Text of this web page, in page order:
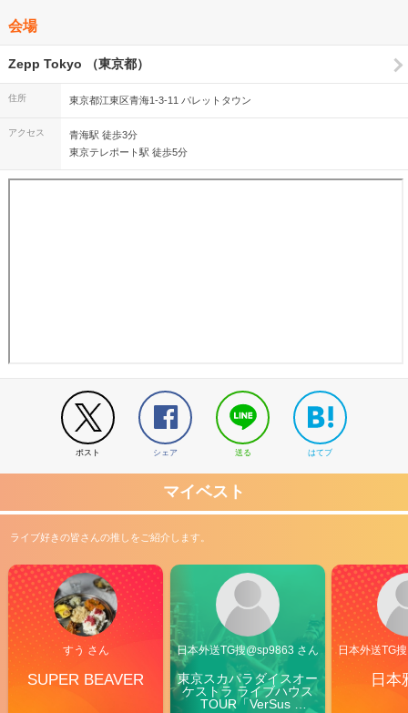
会場
Zepp Tokyo （東京都）
住所 東京都江東区青海1-3-11 パレットタウン
アクセス
青海駅 徒歩3分
東京テレポート駅 徒歩5分
ポスト シェア 送る はてブ
マイベスト
ライブ好きの皆さんの推しをご紹介します。
すう さん
SUPER BEAVER
日本外送TG搜@sp9863 さん
東京スカパラダイスオー
ケストラ ライブハウス
TOUR「VerSus
日本外送TG
日本